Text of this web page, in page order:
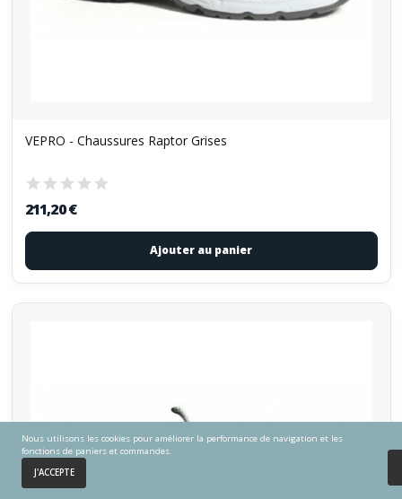
Accueil
VEPRO - Chaussures Raptor Grises
211,20 €
Ajouter au panier
Nous utilisons les cookies pour améliorer la performance de navigation et les
fonctions de paniers et commandes.
J'ACCEPTE